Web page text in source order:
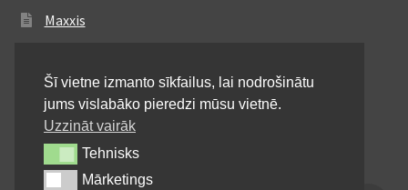
Maxxis
Michelin
Mitas
Pirelli
Šī vietne izmanto sīkfailus, lai nodrošinātu
jums vislabāko pieredzi mūsu vietnē.
Uzzināt vairāk
TehnisksTehnisks
MārketingsMārketings